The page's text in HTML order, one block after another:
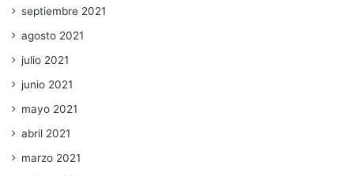
septiembre 2021
agosto 2021
julio 2021
junio 2021
mayo 2021
abril 2021
marzo 2021